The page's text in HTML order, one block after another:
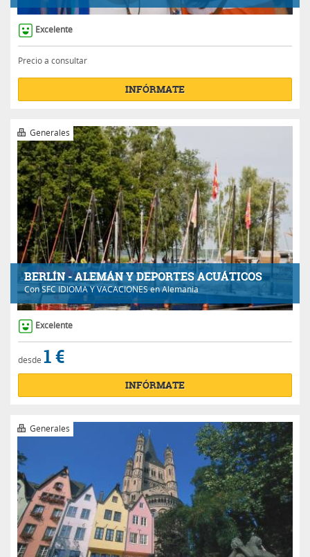
Excelente
Precio a consultar
INFÓRMATE
BERLÍN - ALEMÁN Y DEPORTES ACUÁTICOS
ConSFC IDIOMA Y VACACIONESen Alemania
Generales
Excelente
desde 1 €
INFÓRMATE
Generales